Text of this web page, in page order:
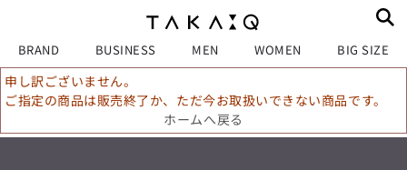
BRAND BUSINESS MEN WOMEN BIG SIZE
申し訳ございません。
ご指定の商品は販売終了か、ただ今お取扱いできない商品です。
ホームへ戻る